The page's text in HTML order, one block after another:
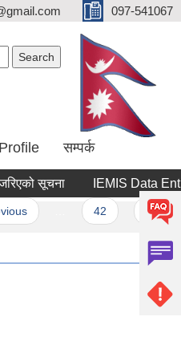
097-541067
सम्पर्क
सूचना IEMIS Data Entry